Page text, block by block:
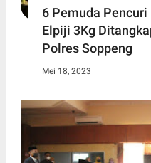
6 Pemuda Pencuri
Elpiji 3Kg
Polres Soppeng
Mei 18, 2023